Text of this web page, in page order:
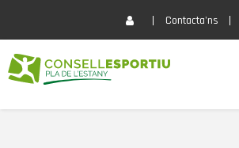
Contacta'ns